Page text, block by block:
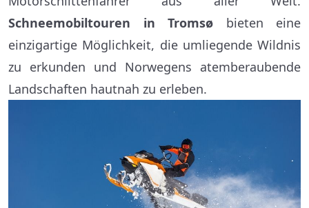
Schneemobiltouren in Tromsø bieten eine
einzigartige Möglichkeit, die umliegende Wildnis
zu erkunden und Norwegens atemberaubende
Landschaften hautnah zu erleben.